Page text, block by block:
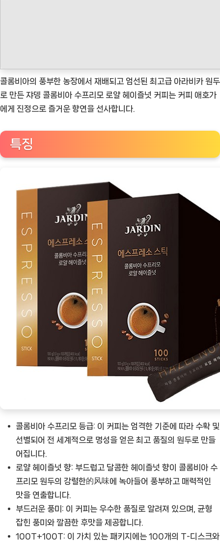
비
아
리
로
이
작
추
천
상
콜롬비아의 풍부한 농장에서 재배되고 엄선된 최고급 아라비카 원두
로 만든 쟈뎅 콜롬비아 수프리모 로얄 헤이즐넛 커피는 커피 애호가
에게 진정으로 즐거운 향연을 선사합니다.
특징
콜롬비아 수프리모 등급: 이 커피는 엄격한 기준에 따라 수확 및
선별되어 전 세계적으로 명성을 얻은 최고 품질의 원두로 만들
어집니다.
로얄 헤이즐넛 향: 부드럽고 달콤한 헤이즐넛 향이 콜롬비아 수
프리모 원두의 강렬한的风味에 녹아들어 풍부하고 매력적인
맛을 연출합니다.
부드러운 풍미: 이 커피는 우수한 품질로 알려져 있으며, 균형
잡힌 풍미와 깔끔한 후맛을 제공합니다.
100T+100T: 이 가치 있는 패키지에는 100개의 T-디스크와